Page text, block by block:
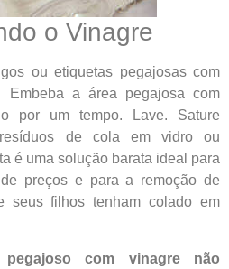
o Vinagre
ou etiquetas pegajosas com
Embeba a área pegajosa com
por um tempo. Lave. Sature
de cola em vidro ou
é uma solução barata ideal para
preços e para a remoção de
seus filhos tenham colado em
com vinagre não